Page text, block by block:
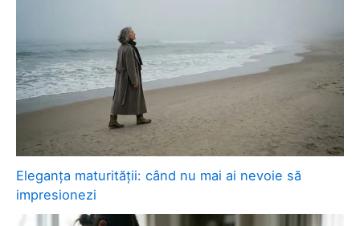
Eleganța maturității: când nu mai ai nevoie să
impresionezi